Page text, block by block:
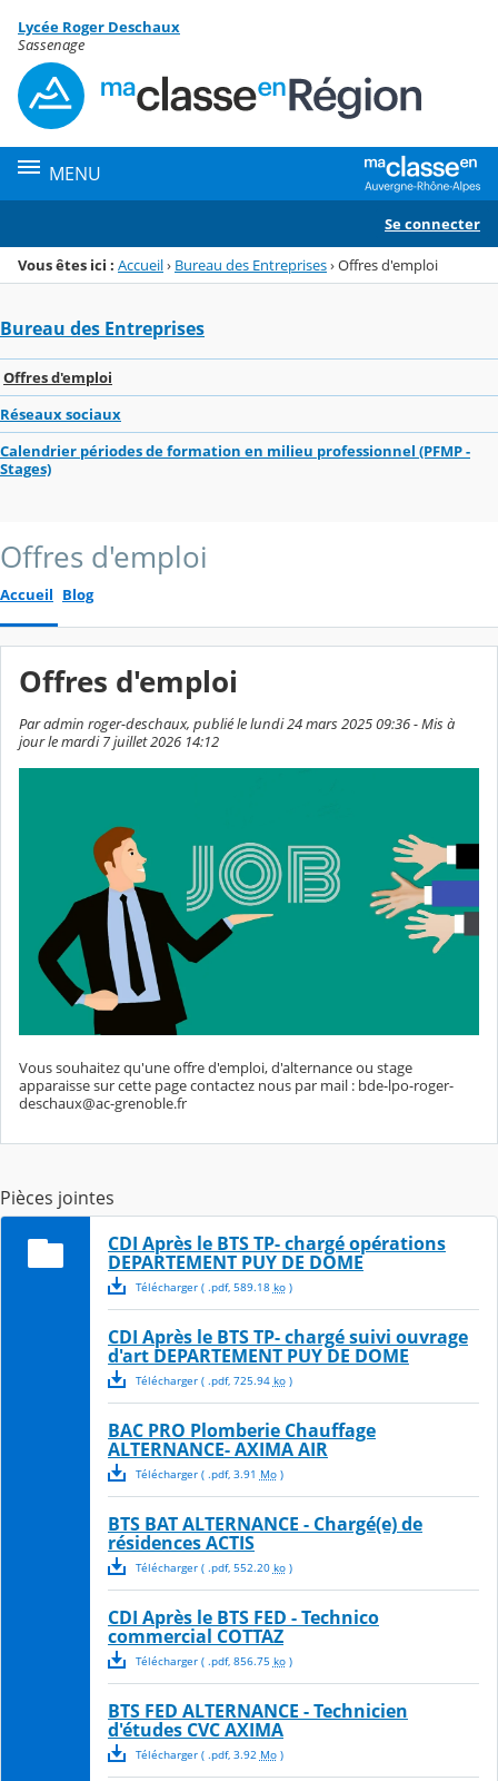
Menu de la rubrique
Contenu
Lycée Roger Deschaux
Sassenage
MENU
Se connecter
Vous êtes ici : Accueil› Bureau des Entreprises›Offres d'emploi
Bureau des Entreprises
Offres d'emploi
Réseaux sociaux
Calendrier périodes de formation en milieu professionnel (PFMP -
Stages)
Offres d'emploi
Accueil Blog
Offres d'emploi
Par admin roger-deschaux, publié le lundi 24 mars 2025 09:36 - Mis à
jour le mardi 7 juillet 2026 14:12
Vous souhaitez qu'une offre d'emploi, d'alternance ou stage
apparaisse sur cette page contactez nous par mail : bde-lpo-roger-
deschaux@ac-grenoble.fr
Pièces jointes
CDI Après le BTS TP- chargé opérations
DEPARTEMENT PUY DE DOME
Télécharger( .pdf, 589.18 ko)
CDI Après le BTS TP- chargé suivi ouvrage
d'art DEPARTEMENT PUY DE DOME
Télécharger( .pdf, 725.94 ko)
BAC PRO Plomberie Chauffage
ALTERNANCE- AXIMA AIR
Télécharger( .pdf, 3.91 Mo)
BTS BAT ALTERNANCE - Chargé(e) de
résidences ACTIS
Télécharger( .pdf, 552.20 ko)
CDI Après le BTS FED - Technico
commercial COTTAZ
Télécharger( .pdf, 856.75 ko)
BTS FED ALTERNANCE - Technicien
d'études CVC AXIMA
Télécharger( .pdf, 3.92 Mo)